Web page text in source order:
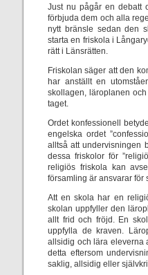
Just nu pågår en debatt
förbjuda dem och alla
nytt bränsle sedan den
starta en friskola i
rätt i Länsrätten.
Friskolan säger att den
har anställt en
skollagen, läroplanen
taget.
Ordet konfessionell
engelska ordet
alltså att undervisningen
dessa friskolor för
religiös friskola kan
församling är ansvarar för
Att en skola har en
skolan uppfyller den
allt frid och fröjd. En
uppfylla de kraven.
allsidig och lära eleverna
detta eftersom
saklig, allsidig eller